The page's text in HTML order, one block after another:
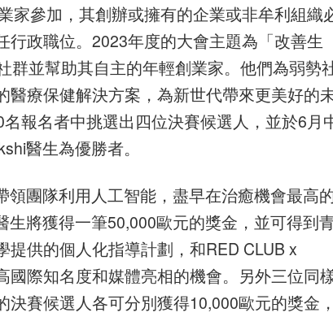
家參加，其創辦或擁有的企業或非牟利組織
政職位。2023年度的大會主題為「改善生
群並幫助其自主的年輕創業家。他們為弱勢
療保健解決方案，為新世代帶來更美好的
報名者中挑選出四位決賽候選人，並於6月
醫生為優勝者。
領團隊利用人工智能，盡早在治癒機會最高
將獲得一筆50,000歐元的獎金，並可得到
供的個人化指導計劃，和RED CLUB x
際知名度和媒體亮相的機會。另外三位同
賽候選人各可分別獲得10,000歐元的獎金